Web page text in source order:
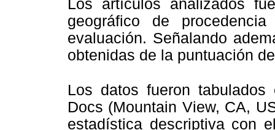
Los artículos analizados
geográfico de
evaluación. Señalando
obtenidas de la puntuación
Los datos fueron
Docs (Mountain View, CA,
estadística descriptiva con